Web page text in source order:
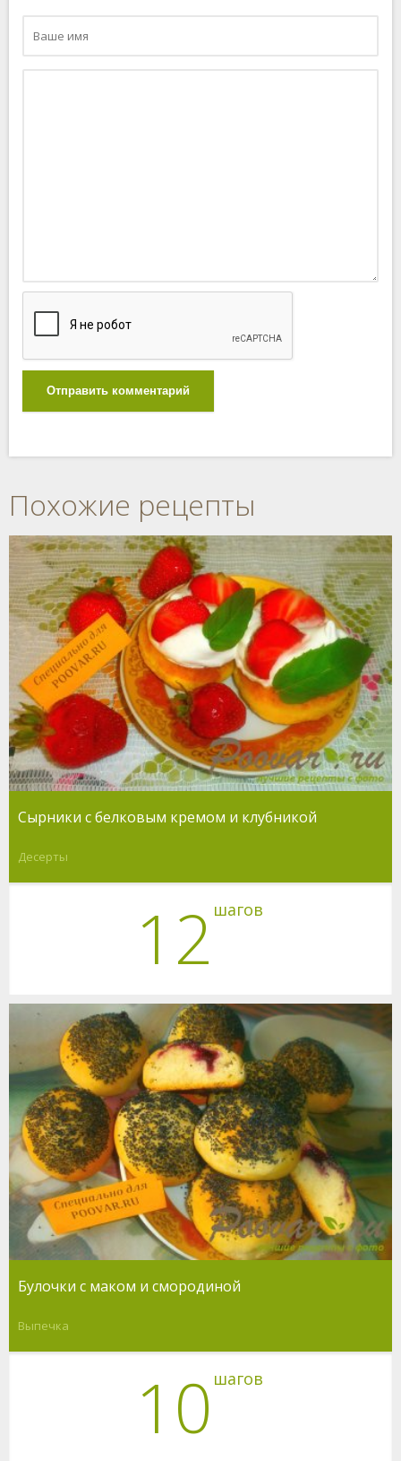
Отправить комментарий
Похожие рецепты
Сырники с белковым кремом и клубникой
Десерты
12 шагов
Булочки с маком и смородиной
Выпечка
10 шагов